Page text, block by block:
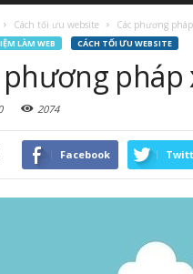
Cách tối ưu website Các phương
LÀM WEB CÁCH TỐI ƯU WEBSITE
phương
2074
Facebook